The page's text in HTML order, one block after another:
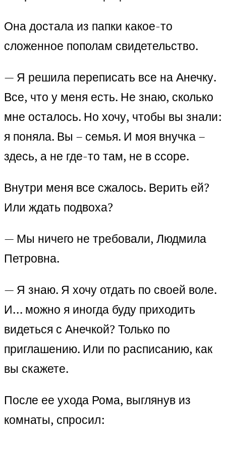
Она достала из папки какое-то
сложенное пополам свидетельство.
— Я решила переписать все на Анечку.
Все, что у меня есть. Не знаю, сколько
мне осталось. Но хочу, чтобы вы знали:
я поняла. Вы – семья. И моя внучка –
здесь, а не где-то там, не в ссоре.
Внутри меня все сжалось. Верить ей?
Или ждать подвоха?
— Мы ничего не требовали, Людмила
Петровна.
— Я знаю. Я хочу отдать по своей воле.
И… можно я иногда буду приходить
видеться с Анечкой? Только по
приглашению. Или по расписанию, как
вы скажете.
После ее ухода Рома, выглянув из
комнаты, спросил: